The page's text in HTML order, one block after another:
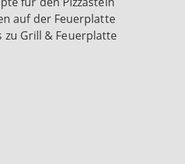
auf der Feuerplatte
zu Grill & Feuerplatte